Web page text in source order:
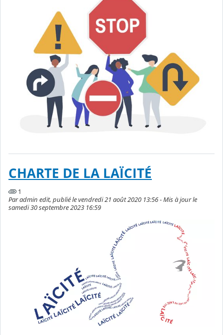
CHARTE DE LA LAÏCITÉ
1
Par admin edit, publié le vendredi 21 août 2020 13:56 - Mis à jour le
samedi 30 septembre 2023 16:59